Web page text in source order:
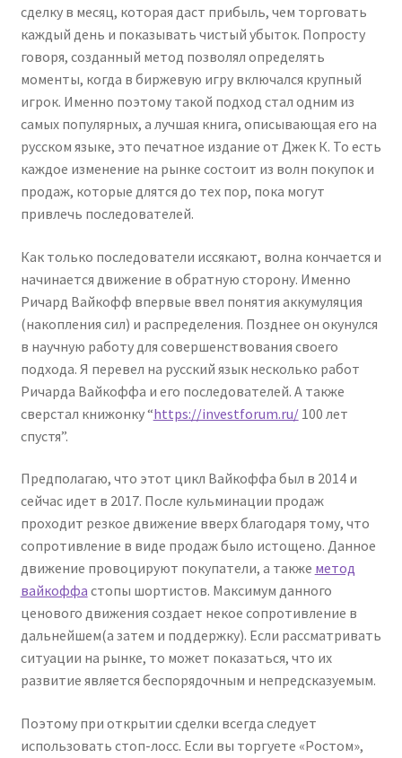
сделку в месяц, которая даст прибыль, чем торговать
каждый день и показывать чистый убыток. Попросту
говоря, созданный метод позволял определять
моменты, когда в биржевую игру включался крупный
игрок. Именно поэтому такой подход стал одним из
самых популярных, а лучшая книга, описывающая его на
русском языке, это печатное издание от Джек К. То есть
каждое изменение на рынке состоит из волн покупок и
продаж, которые длятся до тех пор, пока могут
привлечь последователей.
Как только последователи иссякают, волна кончается и
начинается движение в обратную сторону. Именно
Ричард Вайкофф впервые ввел понятия аккумуляция
(накопления сил) и распределения. Позднее он окунулся
в научную работу для совершенствования своего
подхода. Я перевел на русский язык несколько работ
Ричарда Вайкоффа и его последователей. А также
сверстал книжонку “https://investforum.ru/100 лет
спустя”.
Предполагаю, что этот цикл Вайкоффа был в 2014 и
сейчас идет в 2017. После кульминации продаж
проходит резкое движение вверх благодаря тому, что
сопротивление в виде продаж было истощено. Данное
движение провоцируют покупатели, а также метод
вайкоффа стопы шортистов. Максимум данного
ценового движения создает некое сопротивление в
дальнейшем(а затем и поддержку). Если рассматривать
ситуации на рынке, то может показаться, что их
развитие является беспорядочным и непредсказуемым.
Поэтому при открытии сделки всегда следует
использовать стоп-лосс. Если вы торгуете «Ростом»,